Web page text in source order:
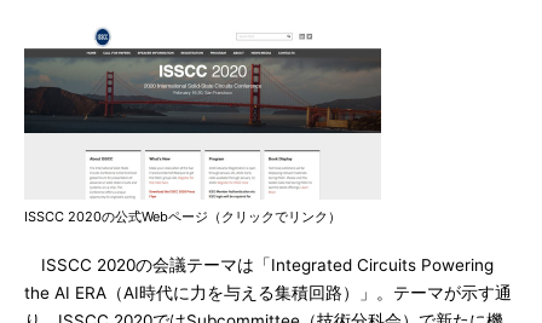
ISSCC 2020の公式Webページ（クリックでリンク）
ISSCC 2020の会議テーマは「Integrated Circuits Powering
the AI ERA（AI時代に力を与える集積回路）」。テーマが示す通